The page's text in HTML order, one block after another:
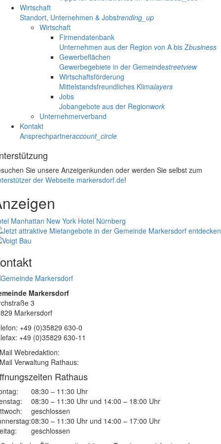
Wirtschaft
Standort, Unternehmen & Jobstrending_up
Wirtschaft
Firmendatenbank
Unternehmen aus der Region von A bis Zbusiness
Gewerbeflächen
Gewerbegebiete in der Gemeindestreetview
Wirtschaftsförderung
Mittelstandsfreundliches Klimalayers
Jobs
Jobangebote aus der Regionwork
Unternehmerverband
Kontakt
Ansprechpartneraccount_circle
Sie unsere Anzeigenkunden oder werden Sie selbst zum
der Webseite markersdorf.de!
Manhattan New York Hotel Nürnberg
Markersdorf
3
Markersdorf
+49 (0)35829 630-0
+49 (0)35829 630-11
Webredaktion:
Verwaltung Rathaus:
Rathaus
08:30 – 11:30 Uhr
08:30 – 11:30 Uhr und 14:00 – 18:00 Uhr
geschlossen
08:30 – 11:30 Uhr und 14:00 – 17:00 Uhr
geschlossen